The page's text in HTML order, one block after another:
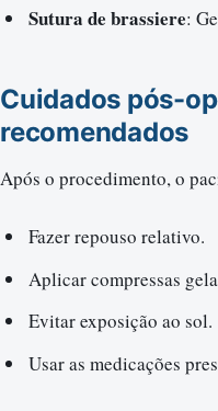
Sutura de brassiere:
Cuidados pós-
recomendados
Após o procedimento, o
Fazer repouso relativo.
Aplicar compressas
Evitar exposição ao sol.
Usar as medicações